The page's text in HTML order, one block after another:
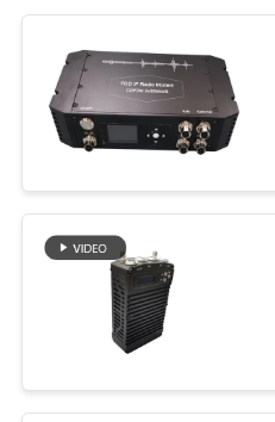
EEN
OFFERTE
SITEMAP
PRIVACYBELEID